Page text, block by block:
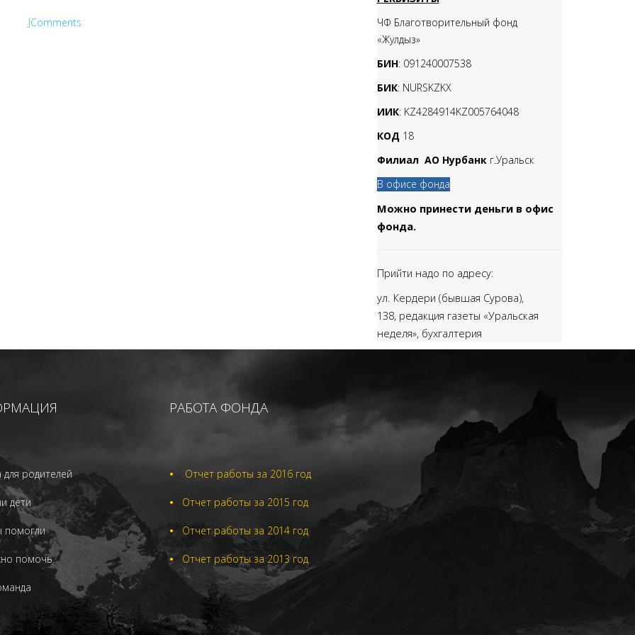
JComments
ЧФ Благотворительный фонд
«Жулдыз»
БИН: 091240007538
БИК: NURSKZKX
ИИК: KZ4284914KZ005764048
КОД18
Филиал АО Нурбанкг.Уральск
В офисе фонда
Можно принести деньги в офис
фонда.
Прийти надо по адресу:
ул. Кердери (бывшая Сурова),
138, редакция газеты «Уральская
неделя», бухгалтерия
для родителей
дети
помогли
помочь
РАБОТА ФОНДА
• Отчет работы за 2016 год
• Отчет работы за 2015 год
• Отчет работы за 2014 год
• Отчет работы за 2013 год